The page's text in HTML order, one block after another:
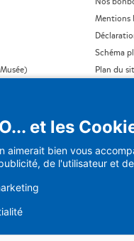
Mentions
Schéma
Plan du
et les
aimerait bien vous
de l'utilisateur et